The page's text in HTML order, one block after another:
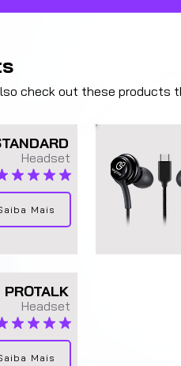
check out these products
Headset
rating is 4.8 out of 5
Mais
Headset
rating is 4.9 out of 5
PROTALK
Mais